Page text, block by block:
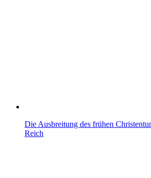
Die Ausbreitung des frühen
Reich